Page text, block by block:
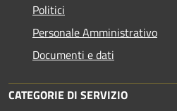
Politici
Personale Amministrativo
Documenti e dati
CATEGORIE DI SERVIZIO